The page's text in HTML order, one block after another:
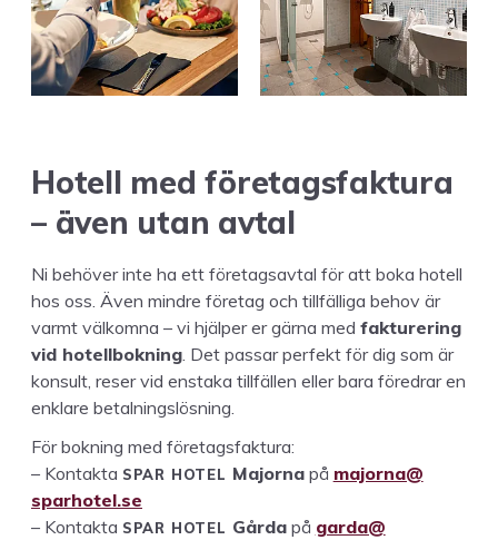
Hotell med före­tags­fak­tu­ra
– även utan avtal
Ni behöver inte ha ett före­tagsav­tal för att boka hotell
hos oss. Även min­dre före­tag och tillfäl­li­ga behov är
varmt välkom­na – vi hjälper er gär­na med fak­turering
vid hotell­bokn­ing. Det pas­sar per­fekt för dig som är
kon­sult, reser vid ensta­ka tillfällen eller bara före­drar en
enklare betalningslösning.
För bokn­ing med före­tags­fak­tu­ra:
– Kon­tak­ta SPAR HOTEL Major­napå majorna@​
sparhotel.​se
– Kon­tak­ta SPAR HOTEL Går­dapå garda@​